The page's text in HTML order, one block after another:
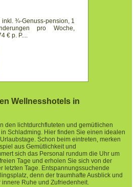
inkl. ¾-Genuss-pension, 1
pro Woche,
€ p. P....
Wellnesshotels in
den lichtdurchfluteten und gemütlichen
Schladming. Hier finden Sie einen idealen
Schon beim eintreten, merken
aus Gemütlichkeit und
sich das Personal rundum die Uhr um
Tage und erholen Sie sich von der
letzten Tage. Entspannungssuchende
denn der traumhafte Ausblick und
Ruhe und Zufriedenheit.